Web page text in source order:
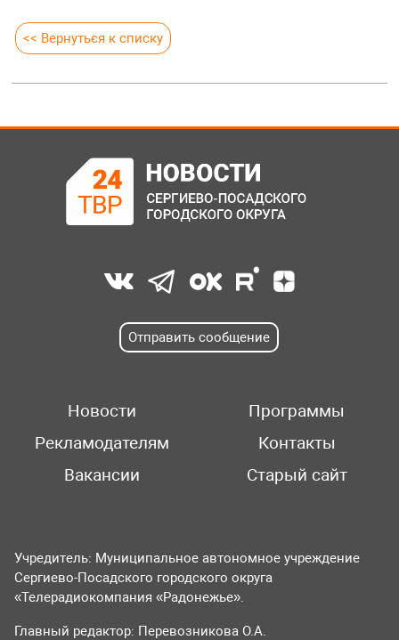
<< Вернуться к списку
Отправить сообщение
Новости
Программы
Рекламодателям
Контакты
Вакансии
Старый сайт
Учредитель: Муниципальное автономное учреждение
Сергиево-Посадского городского округа
«Телерадиокомпания «Радонежье».
Главный редактор: Перевозникова О.А.